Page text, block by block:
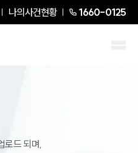
나의사건현황 1660-0125
로드 되며,